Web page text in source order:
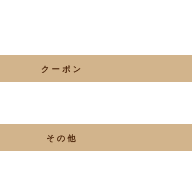
ク ー ポ ン
そ の 他